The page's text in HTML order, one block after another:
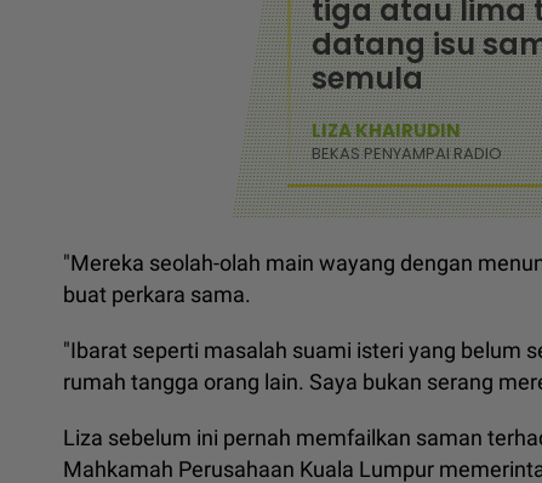
tiga atau lima
datang isu
semula
LIZA KHAIRUDIN
BEKAS PENYAMPAI RADIO
"Mereka seolah-olah main wayang dengan
buat perkara sama.
"Ibarat seperti masalah suami isteri yang belum
rumah tangga orang lain. Saya bukan serang
Liza sebelum ini pernah memfailkan saman
Mahkamah Perusahaan Kuala Lumpur